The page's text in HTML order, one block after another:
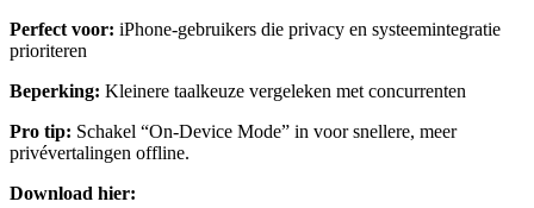
Perfect voor: iPhone-gebruikers die privacy en systeemintegratie
prioriteren
Beperking: Kleinere taalkeuze vergeleken met concurrenten
Pro tip: Schakel “On-Device Mode” in voor snellere, meer
privévertalingen offline.
Download hier: